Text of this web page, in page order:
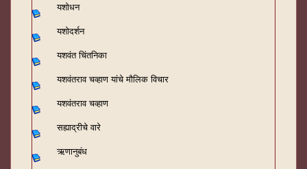
यशोधन
यशोदर्शन
यशवंत चिंतनिका
यशवंतराव चव्हाण यांचे मौलिक विचार
यशवंतराव चव्हाण
सह्याद्रीचे वारे
ऋणानुबंध